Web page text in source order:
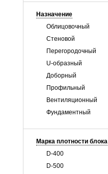
Назначение
Облицовочный
Стеновой
Перегородочный
U-образный
Доборный
Профильный
Вентиляционный
Фундаментный
Марка плотности блока
D-400
D-500